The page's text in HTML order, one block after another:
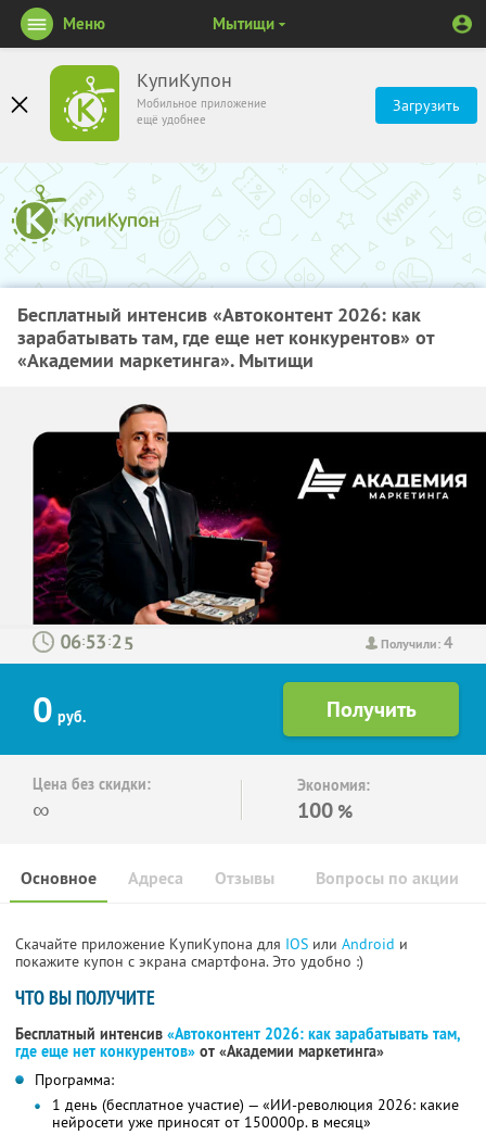
КупиКупон
Мобильное приложение
ещё удобнее
Загрузить
Меню Мытищи
Бесплатный интенсив «Автоконтент 2026: как
зарабатывать там, где еще нет конкурентов» от
«Академии маркетинга». Мытищи
Получили:4
: :
0 руб.
Цена без скидки:
∞
Экономия:
100 %
Основное Отзывы Вопросы по акции
Адреса
Скачайте приложение КупиКупона для IOS или Android и
покажите купон с экрана смартфона. Это удобно :)
ЧТО ВЫ ПОЛУЧИТЕ
Бесплатный интенсив «Автоконтент 2026: как зарабатывать там,
где еще нет конкурентов» от «Академии маркетинга»
Программа:
1 день (бесплатное участие) — «ИИ-революция 2026: какие
нейросети уже приносят от 150000р. в месяц»